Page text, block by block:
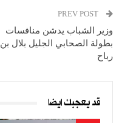
وزير الشباب يدشن منافسات
بطولة الصحابي الجليل بلال بن
رباح
قد يعجبك ايضا